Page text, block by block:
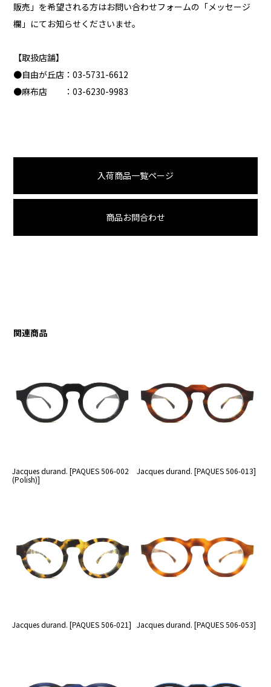
販売」を希望される方はお問い合わせフォームの「メッセージ
欄」にてお知らせくださいませ。
【取扱店舗】
●自由が丘店：03-5731-6612
●麻布店 ：03-6230-9983
入荷商品一覧ページ
商品お問合わせ
関連商品
Jacques durand. [PAQUES 506-002
(Polish)]
Jacques durand. [PAQUES 506-013]
Jacques durand. [PAQUES 506-021] Jacques durand. [PAQUES 506-053]